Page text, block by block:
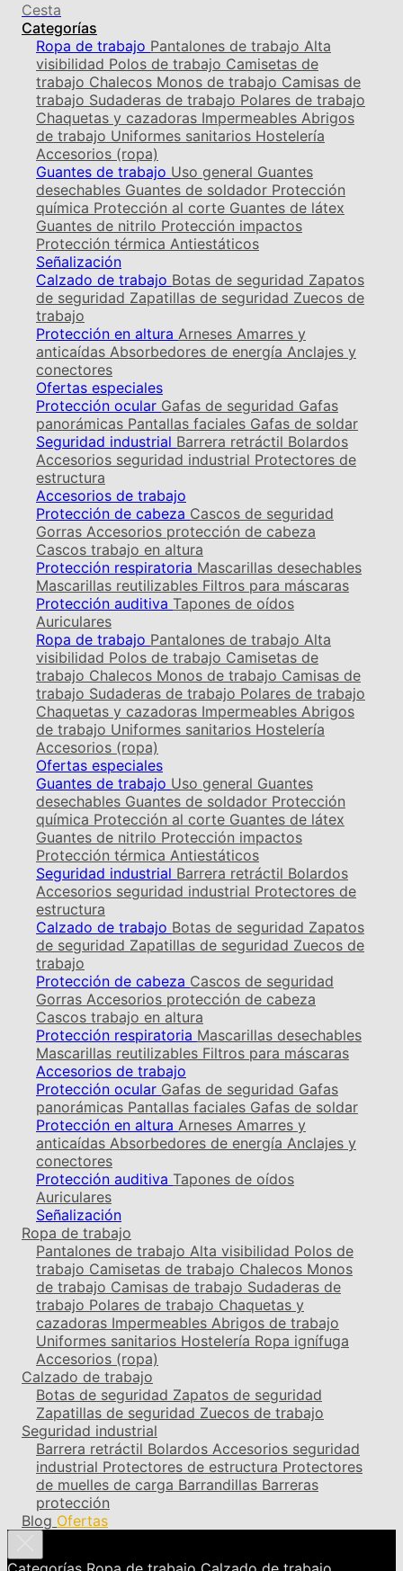
Cesta
Categorías
Ropa de trabajo Pantalones de trabajo Alta
visibilidad Polos de trabajo Camisetas de
trabajo Chalecos Monos de trabajo Camisas de
trabajo Sudaderas de trabajo Polares de trabajo
Chaquetas y cazadoras Impermeables Abrigos
de trabajo Uniformes sanitarios Hostelería
Accesorios (ropa)
Guantes de trabajo Uso general Guantes
desechables Guantes de soldador Protección
química Protección al corte Guantes de látex
Guantes de nitrilo Protección impactos
Protección térmica Antiestáticos
Señalización
Calzado de trabajo Botas de seguridad Zapatos
de seguridad Zapatillas de seguridad Zuecos de
trabajo
Protección en altura Arneses Amarres y
anticaídas Absorbedores de energía Anclajes y
conectores
Ofertas especiales
Protección ocular Gafas de seguridad Gafas
panorámicas Pantallas faciales Gafas de soldar
Seguridad industrial Barrera retráctil Bolardos
Accesorios seguridad industrial Protectores de
estructura
Accesorios de trabajo
Protección de cabeza Cascos de seguridad
Gorras Accesorios protección de cabeza
Cascos trabajo en altura
Protección respiratoria Mascarillas desechables
Mascarillas reutilizables Filtros para máscaras
Protección auditiva Tapones de oídos
Auriculares
Ropa de trabajo Pantalones de trabajo Alta
visibilidad Polos de trabajo Camisetas de
trabajo Chalecos Monos de trabajo Camisas de
trabajo Sudaderas de trabajo Polares de trabajo
Chaquetas y cazadoras Impermeables Abrigos
de trabajo Uniformes sanitarios Hostelería
Accesorios (ropa)
Ofertas especiales
Guantes de trabajo Uso general Guantes
desechables Guantes de soldador Protección
química Protección al corte Guantes de látex
Guantes de nitrilo Protección impactos
Protección térmica Antiestáticos
Seguridad industrial Barrera retráctil Bolardos
Accesorios seguridad industrial Protectores de
estructura
Calzado de trabajo Botas de seguridad Zapatos
de seguridad Zapatillas de seguridad Zuecos de
trabajo
Protección de cabeza Cascos de seguridad
Gorras Accesorios protección de cabeza
Cascos trabajo en altura
Protección respiratoria Mascarillas desechables
Mascarillas reutilizables Filtros para máscaras
Accesorios de trabajo
Protección ocular Gafas de seguridad Gafas
panorámicas Pantallas faciales Gafas de soldar
Protección en altura Arneses Amarres y
anticaídas Absorbedores de energía Anclajes y
conectores
Protección auditiva Tapones de oídos
Auriculares
Señalización
Ropa de trabajo
Pantalones de trabajo Alta visibilidad Polos de
trabajo Camisetas de trabajo Chalecos Monos
de trabajo Camisas de trabajo Sudaderas de
trabajo Polares de trabajo Chaquetas y
cazadoras Impermeables Abrigos de trabajo
Uniformes sanitarios Hostelería Ropa ignífuga
Accesorios (ropa)
Calzado de trabajo
Botas de seguridad Zapatos de seguridad
Zapatillas de seguridad Zuecos de trabajo
Seguridad industrial
Barrera retráctil Bolardos Accesorios seguridad
industrial Protectores de estructura Protectores
de muelles de carga Barrandillas Barreras
protección
Blog Ofertas